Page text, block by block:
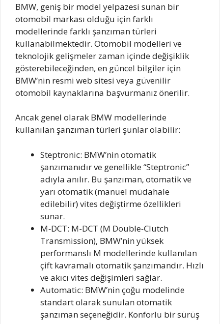
BMW, geniş bir model yelpazesi sunan bir
otomobil markası olduğu için farklı
modellerinde farklı şanzıman türleri
kullanabilmektedir. Otomobil modelleri ve
teknolojik gelişmeler zaman içinde değişiklik
gösterebileceğinden, en güncel bilgiler için
BMW’nin resmi web sitesi veya güvenilir
otomobil kaynaklarına başvurmanız önerilir.
Ancak genel olarak BMW modellerinde
kullanılan şanzıman türleri şunlar olabilir:
Steptronic: BMW’nin otomatik
şanzımanıdır ve genellikle “Steptronic”
adıyla anılır. Bu şanzıman, otomatik ve
yarı otomatik (manuel müdahale
edilebilir) vites değiştirme özellikleri
sunar.
M-DCT: M-DCT (M Double-Clutch
Transmission), BMW’nin yüksek
performanslı M modellerinde kullanılan
çift kavramalı otomatik şanzımandır. Hızlı
ve akıcı vites değişimleri sağlar.
Automatic: BMW’nin çoğu modelinde
standart olarak sunulan otomatik
şanzıman seçeneğidir. Konforlu bir sürüş